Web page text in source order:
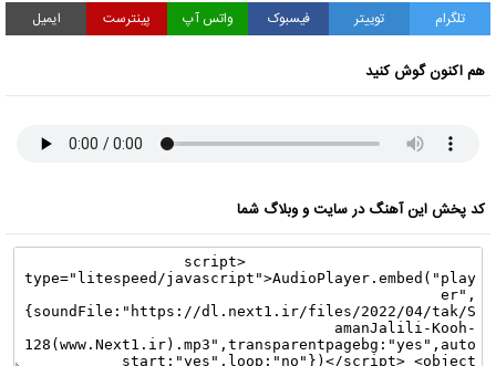
تلگرام توییتر فیسبوک واتس آپ پینترست ایمیل
هم اکنون گوش کنید
کد پخش این آهنگ در سایت و وبلاگ شما